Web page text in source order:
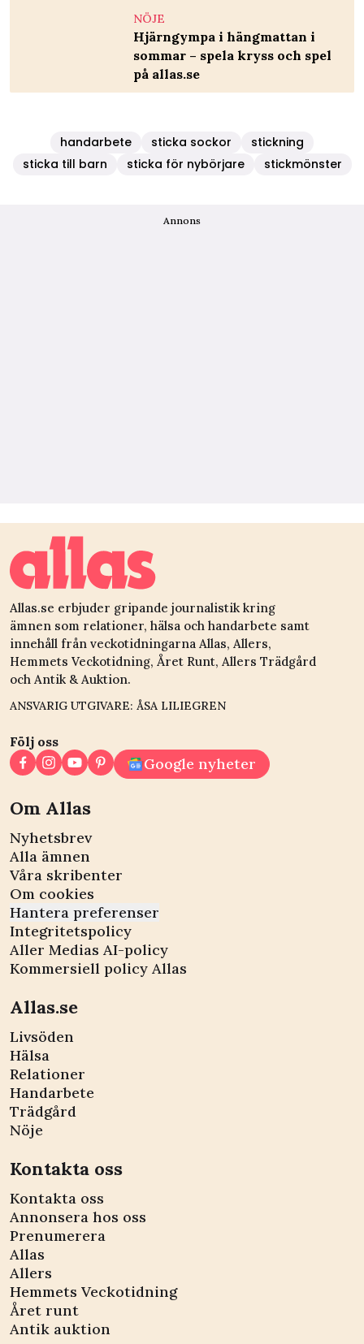
NÖJE
Hjärngympa i hängmattan i
sommar – spela kryss och spel
på allas.se
handarbete sticka sockor
stickning
sticka till barn
sticka för nybörjare stickmönster
Annons
Allas.se erbjuder gripande journalistik kring
ämnen som relationer, hälsa och handarbete samt
innehåll från veckotidningarna Allas, Allers,
Hemmets Veckotidning, Året Runt, Allers Trädgård
och Antik & Auktion.
ANSVARIG UTGIVARE: ÅSA LILIEGREN
Följ oss
Google nyheter
Om Allas
Nyhetsbrev
Alla ämnen
Våra skribenter
Om cookies
Hantera preferenser
Integritetspolicy
Aller Medias AI-policy
Kommersiell policy Allas
Allas.se
Livsöden
Hälsa
Relationer
Handarbete
Trädgård
Nöje
Kontakta oss
Kontakta oss
Annonsera hos oss
Prenumerera
Allas
Allers
Hemmets Veckotidning
Året runt
Antik auktion